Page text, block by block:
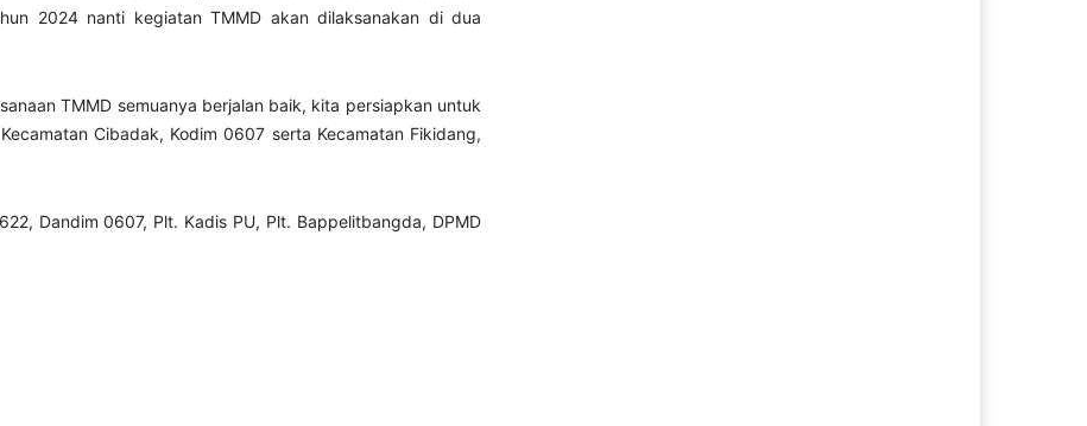
2024 nanti kegiatan TMMD akan dilaksanakan di dua
TMMD semuanya berjalan baik, kita persiapkan untuk
Cibadak, Kodim 0607 serta Kecamatan Fikidang,
Dandim 0607, Plt. Kadis PU, Plt. Bappelitbangda, DPMD